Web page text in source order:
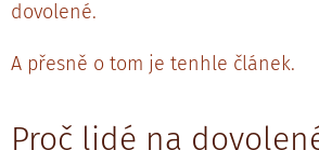
dovolené.
A přesně o tom je tenhle článek.
Proč lidé na